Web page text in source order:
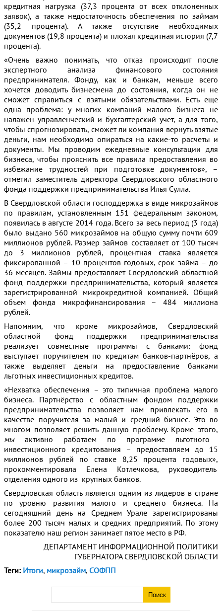
кредитная нагрузка (37,3 процента от всех отклоненных
заявок), а также недостаточность обеспечения по займам
(35,2 процента). А также отсутствие необходимых
документов (19,8 процента) и плохая кредитная история (7,7
процента).
«Очень важно понимать, что отказ происходит после
экспертного анализа финансового состояния
предпринимателя. Фонду, как и банкам, меньше всего
хочется доводить бизнесмена до состояния, когда он не
сможет справиться с взятыми обязательствами. Есть еще
одна проблема: у многих компаний малого бизнеса не
налажен управленческий и бухгалтерский учет, а для того,
чтобы спрогнозировать, сможет ли компания вернуть взятые
деньги, нам необходимо опираться на какие-то расчеты и
документы. Мы проводим ежедневные консультации для
бизнеса, чтобы прояснить все правила предоставления во
избежание трудностей при подготовке документов», –
отметил заместитель директора Свердловского областного
фонда поддержки предпринимательства Илья Сулла.
В Свердловской области господдержка в виде микрозаймов
по правилам, установленным 151 федеральным законом,
появилась в августе 2014 года. Всего за весь период (3 года)
было выдано 560 микрозаймов на общую сумму почти 609
миллионов рублей. Размер займов составляет от 100 тысяч
до 3 миллионов рублей, процентная ставка является
фиксированной – 10 процентов годовых, срок займа – до
36 месяцев. Займы предоставляет Свердловский областной
фонд поддержки предпринимательства, который является
зарегистрированной микрокредитной компанией. Общий
объем фонда микрофинансирования – 484 миллиона
рублей.
Напомним, что кроме микрозаймов, Свердловский
областной фонд поддержки предпринимательства
реализует совместные программы с банками: фонд
выступает поручителем по кредитам банков-партнёров, а
также выделяет деньги на предоставление банками
льготных инвестиционных кредитов.
«Нехватка обеспечения – это типичная проблема малого
бизнеса. Партнёрство с областным фондом поддержки
предпринимательства позволяет нам привлекать его в
качестве поручителя за малый и средний бизнес. Это во
многом позволяет решить данную проблему. Кроме этого,
мы активно работаем по программе льготного
инвестиционного кредитования – предоставляем до 15
миллионов рублей по ставке 8,25 процента годовых»,
прокомментировала Елена Котлечкова, руководитель
отделения одного из крупных банков.
Свердловская область является одним из лидеров в стране
по уровню развития малого и среднего бизнеса. На
сегодняшний день на Среднем Урале зарегистрированы
более 200 тысяч малых и средних предприятий. По этому
показателю наш регион занимает пятое место в РФ.
ДЕПАРТАМЕНТ ИНФОРМАЦИОННОЙ ПОЛИТИКИ
ГУБЕРНАТОРА СВЕРДЛОВСКОЙ ОБЛАСТИ
Теги: Итоги, микрозайм, СОФПП